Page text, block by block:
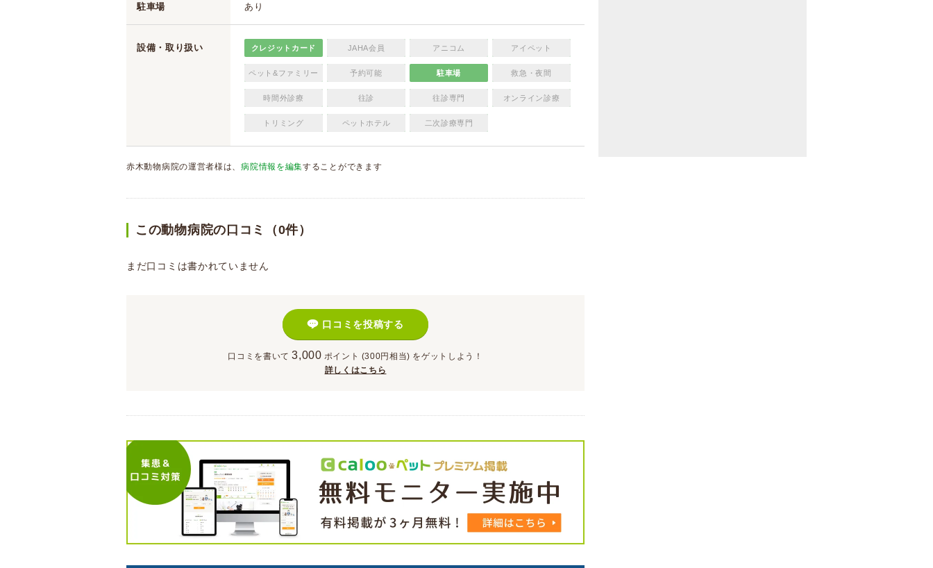
駐車場 あり
設備・取り扱い クレジットカード JAHA会員 アニコム アイペット
ペット&ファミリー 予約可能 駐車場 救急・夜間
時間外診療 往診 往診専門 オンライン診療
トリミング ペットホテル 二次診療専門
赤木動物病院の運営者様は、病院情報を編集することができます
この動物病院の口コミ（0件）
まだ口コミは書かれていません
口コミを投稿する
口コミを書いて 3,000 ポイント (300円相当) をゲットしよう！
詳しくはこちら